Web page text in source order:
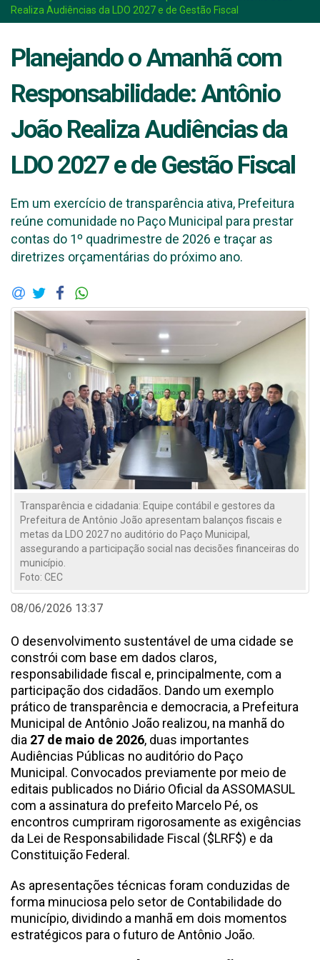
Realiza Audiências da LDO 2027 e de Gestão Fiscal
Planejando o Amanhã com
Responsabilidade: Antônio
João Realiza Audiências da
LDO 2027 e de Gestão Fiscal
Em um exercício de transparência ativa, Prefeitura
reúne comunidade no Paço Municipal para prestar
contas do 1º quadrimestre de 2026 e traçar as
diretrizes orçamentárias do próximo ano.
Transparência e cidadania: Equipe contábil e gestores da
Prefeitura de Antônio João apresentam balanços fiscais e
metas da LDO 2027 no auditório do Paço Municipal,
assegurando a participação social nas decisões financeiras do
município.
Foto: CEC
08/06/2026 13:37
O desenvolvimento sustentável de uma cidade se
constrói com base em dados claros,
responsabilidade fiscal e, principalmente, com a
participação dos cidadãos. Dando um exemplo
prático de transparência e democracia, a Prefeitura
Municipal de Antônio João realizou, na manhã do
dia 27 de maio de 2026, duas importantes
Audiências Públicas no auditório do Paço
Municipal. Convocados previamente por meio de
editais publicados no Diário Oficial da ASSOMASUL
com a assinatura do prefeito Marcelo Pé, os
encontros cumpriram rigorosamente as exigências
da Lei de Responsabilidade Fiscal ($LRF$) e da
Constituição Federal.
As apresentações técnicas foram conduzidas de
forma minuciosa pelo setor de Contabilidade do
município, dividindo a manhã em dois momentos
estratégicos para o futuro de Antônio João.